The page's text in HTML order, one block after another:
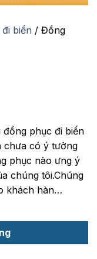
biển / Đồng
đồng phục đi biển
chưa có ý tưởng
phục nào ưng ý
chúng tôi.Chúng
khách hàn…